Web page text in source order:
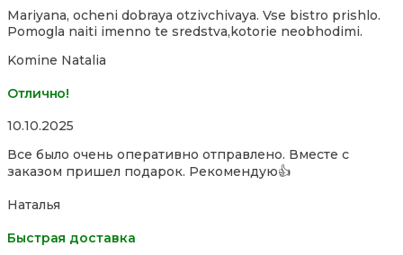
out
of
Mariyana, ocheni dobraya otzivchivaya. Vse bistro prishlo.
Pomogla naiti imenno te sredstva,kotorie neobhodimi.
Komine Natalia
Отлично!
Rated
out
of
10.10.2025
Все было очень оперативно отправлено. Вместе с
заказом пришел подарок. Рекомендую👍
Наталья
Быстрая доставка